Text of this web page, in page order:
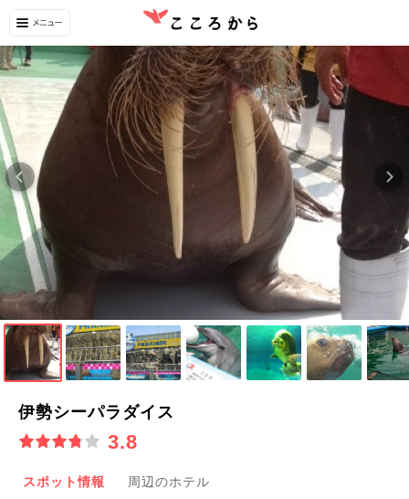
伊勢シーパラダイス
3.8
スポット情報 周辺のホテル